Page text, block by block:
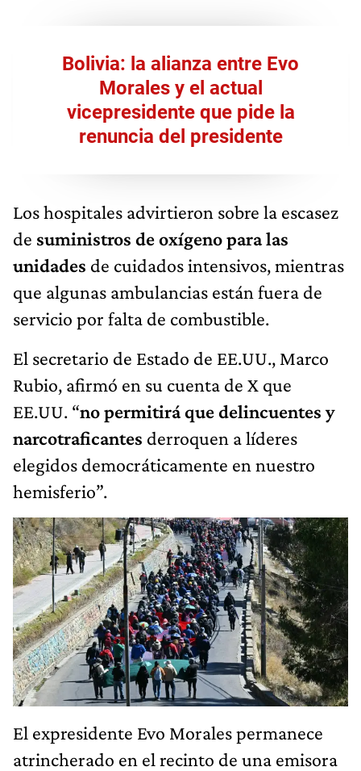
Bolivia: la alianza entre Evo
Morales y el actual
vicepresidente que pide la
renuncia del presidente
Los hospitales advirtieron sobre la escasez
de suministros de oxígeno para las
unidades de cuidados intensivos, mientras
que algunas ambulancias están fuera de
servicio por falta de combustible.
El secretario de Estado de EE.UU., Marco
Rubio, afirmó en su cuenta de X que
EE.UU. “no permitirá que delincuentes y
narcotraficantes derroquen a líderes
elegidos democráticamente en nuestro
hemisferio”.
El expresidente Evo Morales permanece
atrincherado en el recinto de una emisora